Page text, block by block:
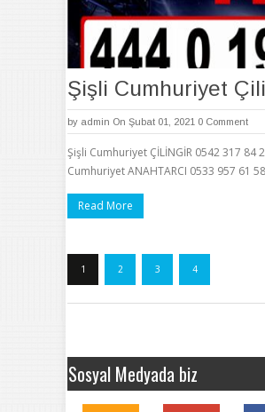
Şişli Cumhuriyet
by admin On Şubat 01, 2021 0 Comment
Şişli Cumhuriyet ÇİLİNGİR 0542 317 84
Cumhuriyet ANAHTARCI 0533 957 61
Read More
1 2 3 4
Sosyal Medyada biz